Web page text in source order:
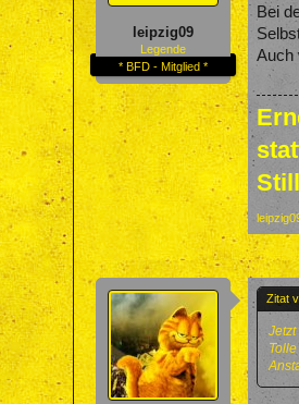
leipzig09
Legende
* BFD - Mitglied *
Bei
Auch
Zitat